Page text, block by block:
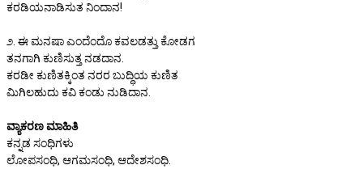
ಕರಡಿಯನಾಡಿಸುತ ನಿಂದಾನ!
೨. ಈ ಮನಷಾ ಎಂದೆಂದೊ ಕವಲಡತ್ತು ಕೋಡಗ
ತನಗಾಗಿ ಕುಣಿಸುತ್ತ ನಡದಾನ.
ಕರಡೀ ಕುಣಿತಕ್ಕಿಂತ ನರರ ಬುದ್ಧಿಯ ಕುಣಿತ
ಮಿಗಿಲಹುದು ಕವಿ ಕಂಡು ನುಡಿದಾನ.
ವ್ಯಾಕರಣ ಮಾಹಿತಿ
ಕನ್ನಡ ಸಂಧಿಗಳು
ಲೋಪಸಂಧಿ, ಆಗಮಸಂಧಿ, ಆದೇಶಸಂಧಿ.